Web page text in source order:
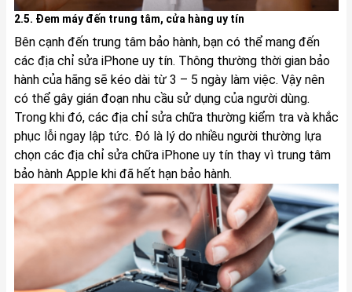
2.5. Đem máy đến trung tâm, cửa hàng uy tín
Bên cạnh đến trung tâm bảo hành, bạn có thể mang đến
các địa chỉ sửa iPhone uy tín. Thông thường thời gian bảo
hành của hãng sẽ kéo dài từ 3 – 5 ngày làm việc. Vậy nên
có thể gây gián đoạn nhu cầu sử dụng của người dùng.
Trong khi đó, các địa chỉ sửa chữa thường kiểm tra và khắc
phục lỗi ngay lập tức. Đó là lý do nhiều người thường lựa
chọn các địa chỉ sửa chữa iPhone uy tín thay vì trung tâm
bảo hành Apple khi đã hết hạn bảo hành.